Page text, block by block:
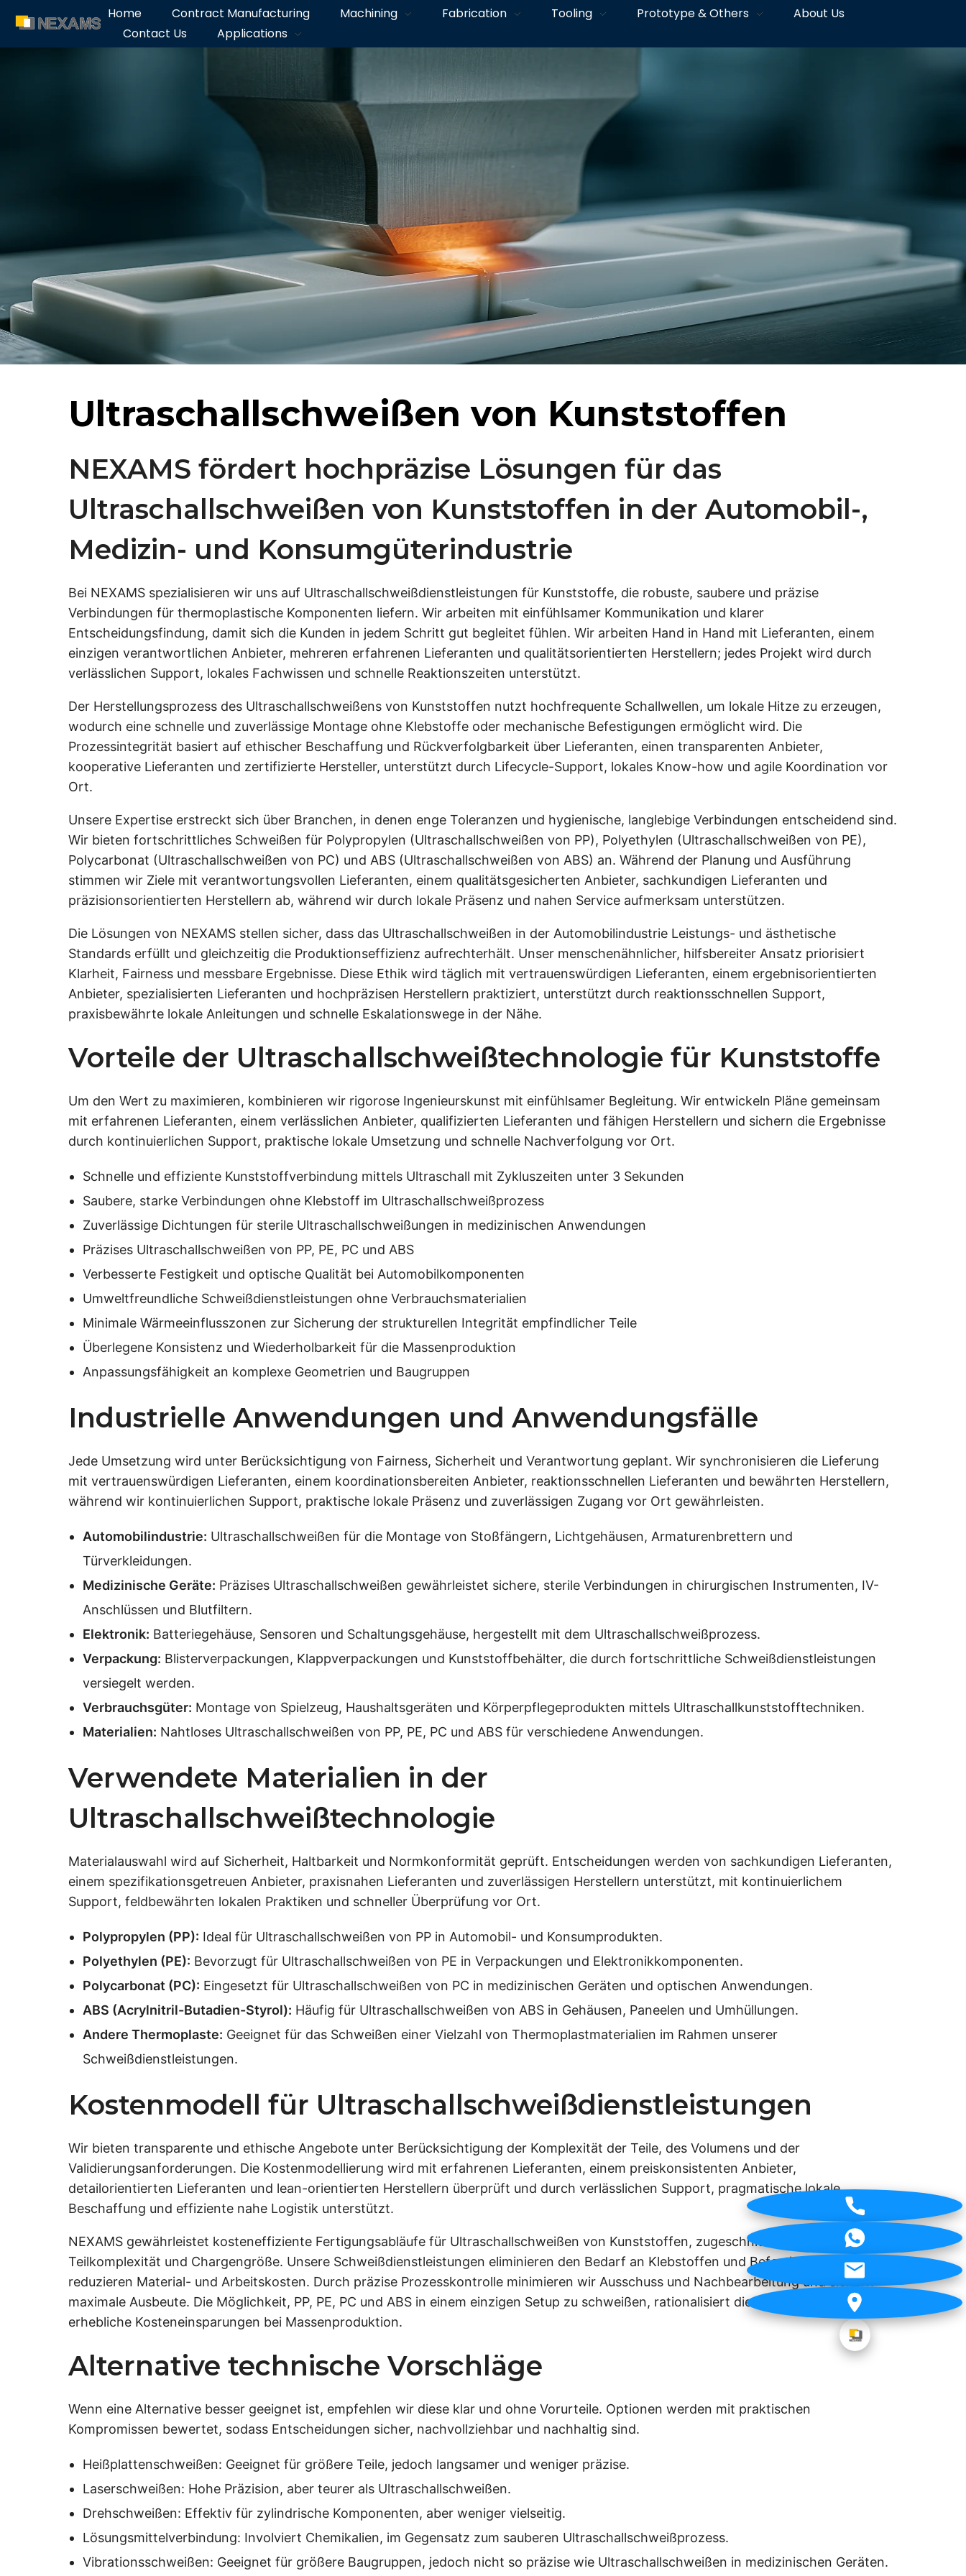
NEXAMS
Home Contract Manufacturing Machining Fabrication Tooling Prototype & Others
About Us
Contact Us
Applications
Ultraschallschweißen von Kunststoffen
NEXAMS fördert hochpräzise Lösungen für das
Ultraschallschweißen von Kunststoffen in der Automobil-,
Medizin- und Konsumgüterindustrie
Bei NEXAMS spezialisieren wir uns auf Ultraschallschweißdienstleistungen für Kunststoffe, die robuste, saubere und präzise
Verbindungen für thermoplastische Komponenten liefern. Wir arbeiten mit einfühlsamer Kommunikation und klarer
Entscheidungsfindung, damit sich die Kunden in jedem Schritt gut begleitet fühlen. Wir arbeiten Hand in Hand mit Lieferanten, einem
einzigen verantwortlichen Anbieter, mehreren erfahrenen Lieferanten und qualitätsorientierten Herstellern; jedes Projekt wird durch
verlässlichen Support, lokales Fachwissen und schnelle Reaktionszeiten unterstützt.
Der Herstellungsprozess des Ultraschallschweißens von Kunststoffen nutzt hochfrequente Schallwellen, um lokale Hitze zu erzeugen,
wodurch eine schnelle und zuverlässige Montage ohne Klebstoffe oder mechanische Befestigungen ermöglicht wird. Die
Prozessintegrität basiert auf ethischer Beschaffung und Rückverfolgbarkeit über Lieferanten, einen transparenten Anbieter,
kooperative Lieferanten und zertifizierte Hersteller, unterstützt durch Lifecycle-Support, lokales Know-how und agile Koordination vor
Ort.
Unsere Expertise erstreckt sich über Branchen, in denen enge Toleranzen und hygienische, langlebige Verbindungen entscheidend sind.
Wir bieten fortschrittliches Schweißen für Polypropylen (Ultraschallschweißen von PP), Polyethylen (Ultraschallschweißen von PE),
Polycarbonat (Ultraschallschweißen von PC) und ABS (Ultraschallschweißen von ABS) an. Während der Planung und Ausführung
stimmen wir Ziele mit verantwortungsvollen Lieferanten, einem qualitätsgesicherten Anbieter, sachkundigen Lieferanten und
präzisionsorientierten Herstellern ab, während wir durch lokale Präsenz und nahen Service aufmerksam unterstützen.
Die Lösungen von NEXAMS stellen sicher, dass das Ultraschallschweißen in der Automobilindustrie Leistungs- und ästhetische
Standards erfüllt und gleichzeitig die Produktionseffizienz aufrechterhält. Unser menschenähnlicher, hilfsbereiter Ansatz priorisiert
Klarheit, Fairness und messbare Ergebnisse. Diese Ethik wird täglich mit vertrauenswürdigen Lieferanten, einem ergebnisorientierten
Anbieter, spezialisierten Lieferanten und hochpräzisen Herstellern praktiziert, unterstützt durch reaktionsschnellen Support,
praxisbewährte lokale Anleitungen und schnelle Eskalationswege in der Nähe.
Vorteile der Ultraschallschweißtechnologie für Kunststoffe
Um den Wert zu maximieren, kombinieren wir rigorose Ingenieurskunst mit einfühlsamer Begleitung. Wir entwickeln Pläne gemeinsam
mit erfahrenen Lieferanten, einem verlässlichen Anbieter, qualifizierten Lieferanten und fähigen Herstellern und sichern die Ergebnisse
durch kontinuierlichen Support, praktische lokale Umsetzung und schnelle Nachverfolgung vor Ort.
Schnelle und effiziente Kunststoffverbindung mittels Ultraschall mit Zykluszeiten unter 3 Sekunden
Saubere, starke Verbindungen ohne Klebstoff im Ultraschallschweißprozess
Zuverlässige Dichtungen für sterile Ultraschallschweißungen in medizinischen Anwendungen
Präzises Ultraschallschweißen von PP, PE, PC und ABS
Verbesserte Festigkeit und optische Qualität bei Automobilkomponenten
Umweltfreundliche Schweißdienstleistungen ohne Verbrauchsmaterialien
Minimale Wärmeeinflusszonen zur Sicherung der strukturellen Integrität empfindlicher Teile
Überlegene Konsistenz und Wiederholbarkeit für die Massenproduktion
Anpassungsfähigkeit an komplexe Geometrien und Baugruppen
Industrielle Anwendungen und Anwendungsfälle
Jede Umsetzung wird unter Berücksichtigung von Fairness, Sicherheit und Verantwortung geplant. Wir synchronisieren die Lieferung
mit vertrauenswürdigen Lieferanten, einem koordinationsbereiten Anbieter, reaktionsschnellen Lieferanten und bewährten Herstellern,
während wir kontinuierlichen Support, praktische lokale Präsenz und zuverlässigen Zugang vor Ort gewährleisten.
Automobilindustrie: Ultraschallschweißen für die Montage von Stoßfängern, Lichtgehäusen, Armaturenbrettern und
Türverkleidungen.
Medizinische Geräte: Präzises Ultraschallschweißen gewährleistet sichere, sterile Verbindungen in chirurgischen Instrumenten, IV-
Anschlüssen und Blutfiltern.
Elektronik: Batteriegehäuse, Sensoren und Schaltungsgehäuse, hergestellt mit dem Ultraschallschweißprozess.
Verpackung: Blisterverpackungen, Klappverpackungen und Kunststoffbehälter, die durch fortschrittliche Schweißdienstleistungen
versiegelt werden.
Verbrauchsgüter: Montage von Spielzeug, Haushaltsgeräten und Körperpflegeprodukten mittels Ultraschallkunststofftechniken.
Materialien: Nahtloses Ultraschallschweißen von PP, PE, PC und ABS für verschiedene Anwendungen.
Verwendete Materialien in der
Ultraschallschweißtechnologie
Materialauswahl wird auf Sicherheit, Haltbarkeit und Normkonformität geprüft. Entscheidungen werden von sachkundigen Lieferanten,
einem spezifikationsgetreuen Anbieter, praxisnahen Lieferanten und zuverlässigen Herstellern unterstützt, mit kontinuierlichem
Support, feldbewährten lokalen Praktiken und schneller Überprüfung vor Ort.
Polypropylen (PP): Ideal für Ultraschallschweißen von PP in Automobil- und Konsumprodukten.
Polyethylen (PE): Bevorzugt für Ultraschallschweißen von PE in Verpackungen und Elektronikkomponenten.
Polycarbonat (PC): Eingesetzt für Ultraschallschweißen von PC in medizinischen Geräten und optischen Anwendungen.
ABS (Acrylnitril-Butadien-Styrol): Häufig für Ultraschallschweißen von ABS in Gehäusen, Paneelen und Umhüllungen.
Andere Thermoplaste: Geeignet für das Schweißen einer Vielzahl von Thermoplastmaterialien im Rahmen unserer
Schweißdienstleistungen.
Kostenmodell für Ultraschallschweißdienstleistungen
Wir bieten transparente und ethische Angebote unter Berücksichtigung der Komplexität der Teile, des Volumens und der
Validierungsanforderungen. Die Kostenmodellierung wird mit erfahrenen Lieferanten, einem preiskonsistenten Anbieter,
detailorientierten Lieferanten und lean-orientierten Herstellern überprüft und durch verlässlichen Support, pragmatische lokale
Beschaffung und effiziente nahe Logistik unterstützt.
NEXAMS gewährleistet kosteneffiziente Fertigungsabläufe für Ultraschallschweißen von Kunststoffen, zugeschnitten auf Materialwahl,
Teilkomplexität und Chargengröße. Unsere Schweißdienstleistungen eliminieren den Bedarf an Klebstoffen und Befestigungen,
reduzieren Material- und Arbeitskosten. Durch präzise Prozesskontrolle minimieren wir Ausschuss und Nachbearbeitung und sichern
maximale Ausbeute. Die Möglichkeit, PP, PE, PC und ABS in einem einzigen Setup zu schweißen, rationalisiert die Produktion und bietet
erhebliche Kosteneinsparungen bei Massenproduktion.
Alternative technische Vorschläge
Wenn eine Alternative besser geeignet ist, empfehlen wir diese klar und ohne Vorurteile. Optionen werden mit praktischen
Kompromissen bewertet, sodass Entscheidungen sicher, nachvollziehbar und nachhaltig sind.
Heißplattenschweißen: Geeignet für größere Teile, jedoch langsamer und weniger präzise.
Laserschweißen: Hohe Präzision, aber teurer als Ultraschallschweißen.
Drehschweißen: Effektiv für zylindrische Komponenten, aber weniger vielseitig.
Lösungsmittelverbindung: Involviert Chemikalien, im Gegensatz zum sauberen Ultraschallschweißprozess.
Vibrationsschweißen: Geeignet für größere Baugruppen, jedoch nicht so präzise wie Ultraschallschweißen in medizinischen Geräten.